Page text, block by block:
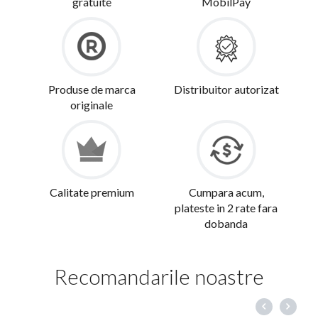
Produse de marca
originale
Distribuitor autorizat
Calitate premium
Cumpara acum,
plateste in 2 rate fara
dobanda
Recomandarile noastre